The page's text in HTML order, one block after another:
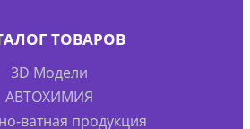
ТОВАРОВ
3D Модели
АВТОХИМИЯ
ватная продукция